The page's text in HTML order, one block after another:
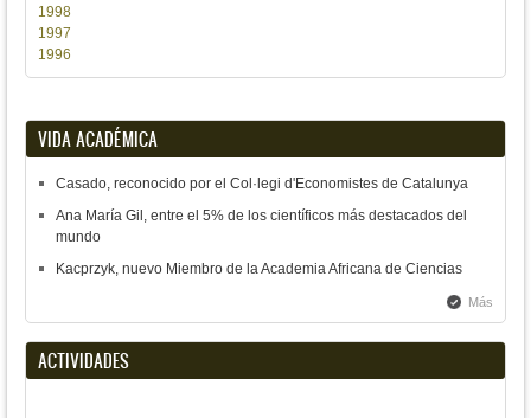
1998
1997
1996
VIDA ACADÉMICA
Casado, reconocido por el Col·legi d'Economistes de Catalunya
Ana María Gil, entre el 5% de los científicos más destacados del
mundo
Kacprzyk, nuevo Miembro de la Academia Africana de Ciencias
Más
ACTIVIDADES